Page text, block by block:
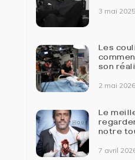
3 mai 2025
Les
son
2 mai 2026
Le
notre
7 avril